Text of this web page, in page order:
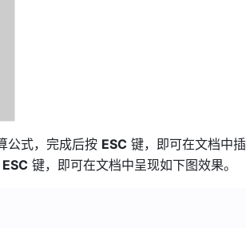
公式，完成后按 ESC 键，即可在文档中
ESC 键，即可在文档中呈现如下图效果。